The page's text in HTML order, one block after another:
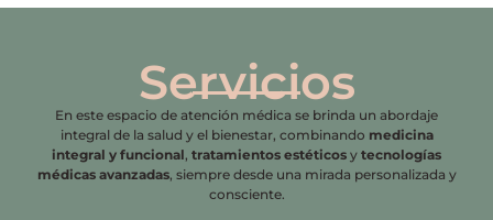
Servicios
En este espacio de atención médica se brinda un abordaje
integral de la salud y el bienestar, combinando medicina
integral y funcional, tratamientos estéticos y tecnologías
médicas avanzadas, siempre desde una mirada personalizada y
consciente.